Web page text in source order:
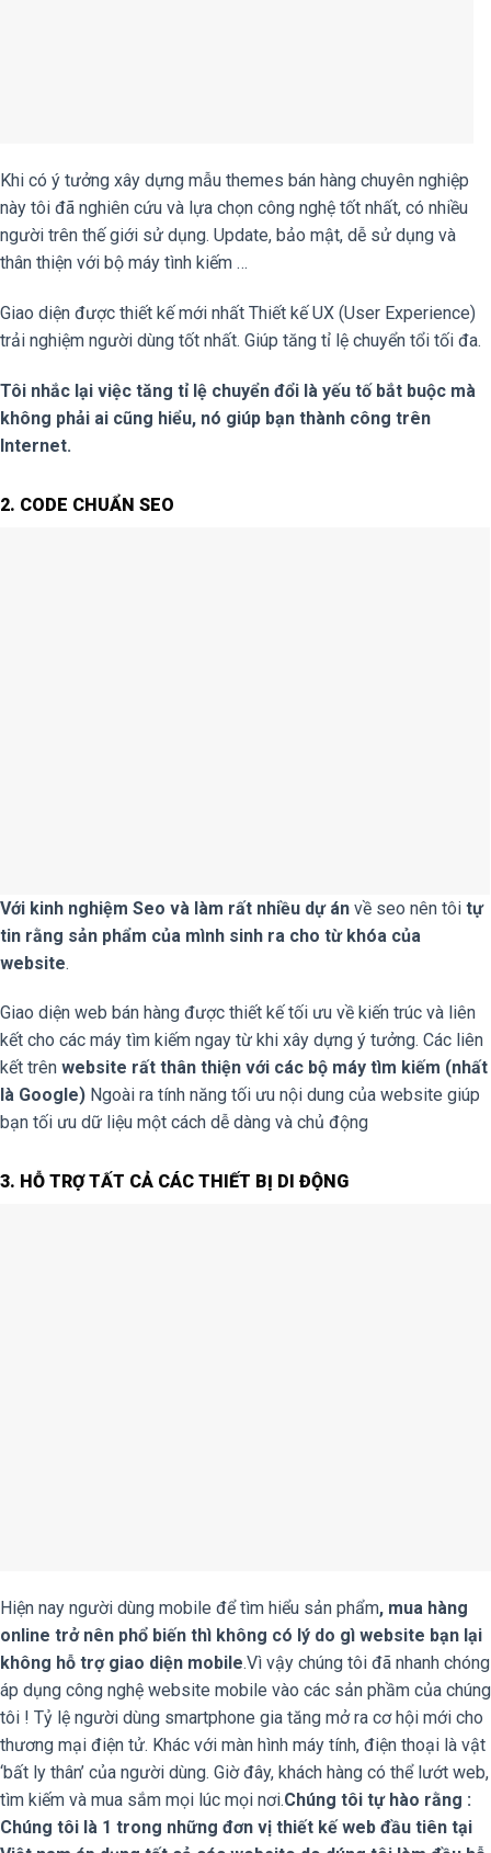
Khi có ý tưởng xây dựng mẫu themes bán hàng chuyên nghiệp
này tôi đã nghiên cứu và lựa chọn công nghệ tốt nhất, có nhiều
người trên thế giới sử dụng. Update, bảo mật, dễ sử dụng và
thân thiện với bộ máy tình kiếm …
Giao diện được thiết kế mới nhất Thiết kế UX (User Experience)
trải nghiệm người dùng tốt nhất. Giúp tăng tỉ lệ chuyển tổi tối đa.
Tôi nhắc lại việc tăng tỉ lệ chuyển đổi là yếu tố bắt buộc mà
không phải ai cũng hiểu, nó giúp bạn thành công trên
Internet.
2. CODE CHUẨN SEO
Với kinh nghiệm Seo và làm rất nhiều dự án về seo nên tôi tự
tin rằng sản phẩm của mình sinh ra cho từ khóa của
website.
Giao diện web bán hàng được thiết kế tối ưu về kiến trúc và liên
kết cho các máy tìm kiếm ngay từ khi xây dựng ý tưởng. Các liên
kết trên website rất thân thiện với các bộ máy tìm kiếm (nhất
là Google) Ngoài ra tính năng tối ưu nội dung của website giúp
bạn tối ưu dữ liệu một cách dễ dàng và chủ động
3. HỖ TRỢ TẤT CẢ CÁC THIẾT BỊ DI ĐỘNG
Hiện nay người dùng mobile để tìm hiểu sản phẩm, mua hàng
online trở nên phổ biến thì không có lý do gì website bạn lại
không hỗ trợ giao diện mobile.Vì vậy chúng tôi đã nhanh chóng
áp dụng công nghệ website mobile vào các sản phầm của chúng
tôi ! Tỷ lệ người dùng smartphone gia tăng mở ra cơ hội mới cho
thương mại điện tử. Khác với màn hình máy tính, điện thoại là vật
‘bất ly thân’ của người dùng. Giờ đây, khách hàng có thể lướt web,
tìm kiếm và mua sắm mọi lúc mọi nơi.Chúng tôi tự hào rằng :
Chúng tôi là 1 trong những đơn vị thiết kế web đầu tiên tại